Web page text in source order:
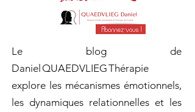
Le blog de
Daniel QUAEDVLIEG Thérapie
explore les mécanismes émotionnels,
les dynamiques relationnelles et les